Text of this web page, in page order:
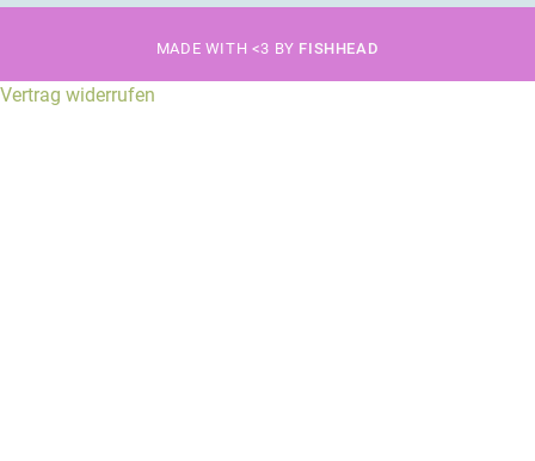
MADE WITH <3 BY FISHHEAD
Vertrag widerrufen